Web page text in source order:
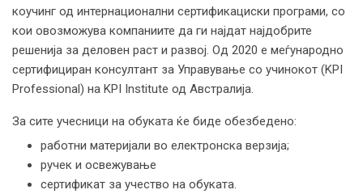
коучинг од интернационални сертификациски програми, со
кои овозможува компаниите да ги најдат најдобрите
решенија за деловен раст и развој. Од 2020 е меѓународно
сертифициран консултант за Управување со учинокот (KPI
Professional) на KPI Institute од Австралија.
За сите учесници на обуката ќе биде обезбедено:
работни материјали во електронска верзија;
ручек и освежување
сертификат за учество на обуката.